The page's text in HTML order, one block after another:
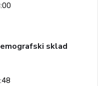
sklad